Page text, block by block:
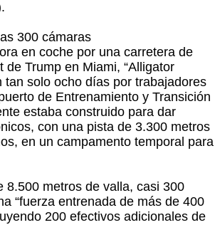
300 cámaras
en coche por una carretera de
Trump en Miami, “Alligator
tan solo ocho días por trabajadores
de Entrenamiento y Transición
estaba construido para dar
con una pista de 3.300 metros
en un campamento temporal para
8.500 metros de valla, casi 300
“fuerza entrenada de más de 400
200 efectivos adicionales de